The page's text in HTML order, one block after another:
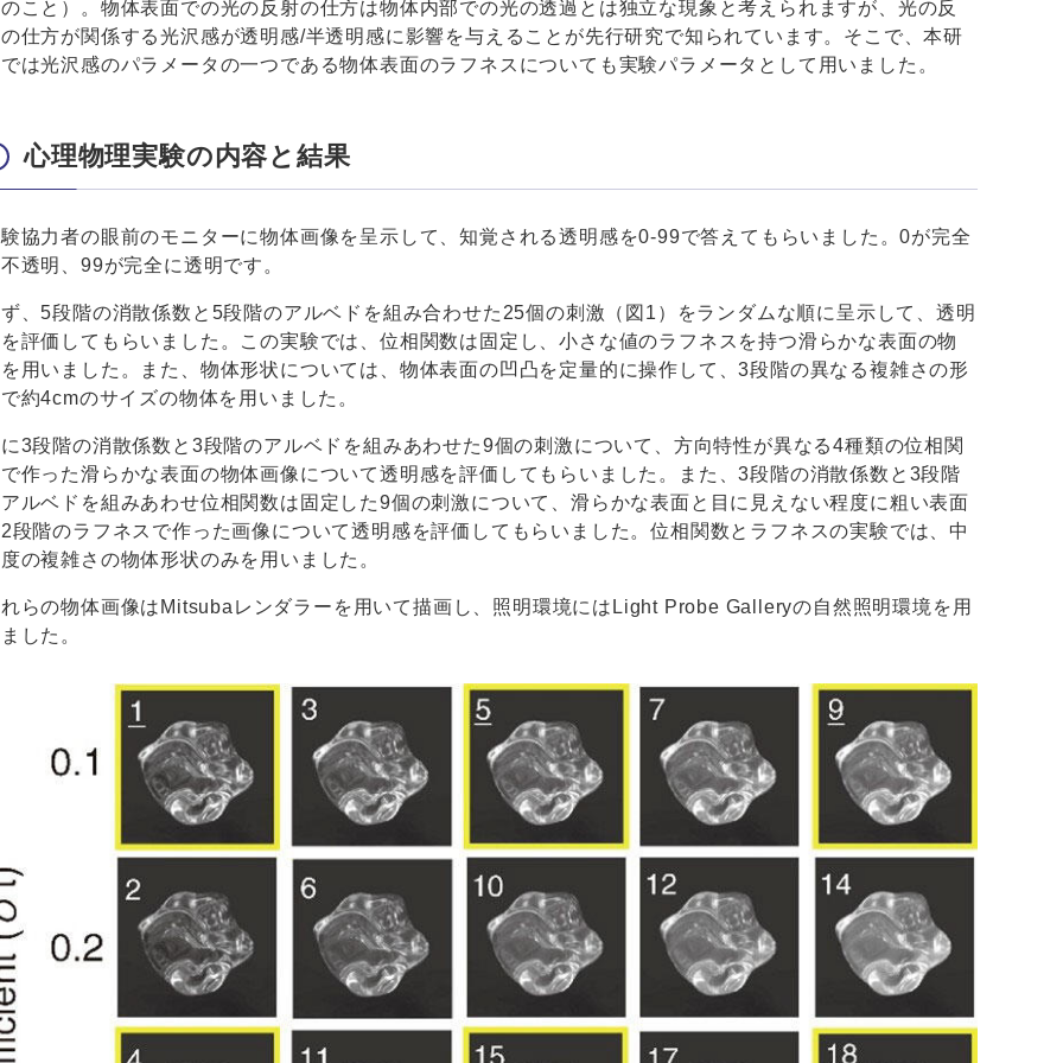
こと）。物体表面での光の反射の仕方は物体内部での光の透過とは独立な現象と考えられますが、光の反
仕方が関係する光沢感が透明感/半透明感に影響を与えることが先行研究で知られています。そこで、本研
は光沢感のパラメータの一つである物体表面のラフネスについても実験パラメータとして用いました。
心理物理実験の内容と結果
協力者の眼前のモニターに物体画像を呈示して、知覚される透明感を0-99で答えてもらいました。0が完全
透明、99が完全に透明です。
、5段階の消散係数と5段階のアルベドを組み合わせた25個の刺激（図1）をランダムな順に呈示して、透明
評価してもらいました。この実験では、位相関数は固定し、小さな値のラフネスを持つ滑らかな表面の物
用いました。また、物体形状については、物体表面の凹凸を定量的に操作して、3段階の異なる複雑さの形
約4cmのサイズの物体を用いました。
3段階の消散係数と3段階のアルベドを組みあわせた9個の刺激について、方向特性が異なる4種類の位相関
作った滑らかな表面の物体画像について透明感を評価してもらいました。また、3段階の消散係数と3段階
ルベドを組みあわせ位相関数は固定した9個の刺激について、滑らかな表面と目に見えない程度に粗い表面
段階のラフネスで作った画像について透明感を評価してもらいました。位相関数とラフネスの実験では、中
の複雑さの物体形状のみを用いました。
らの物体画像はMitsubaレンダラーを用いて描画し、照明環境にはLight Probe Galleryの自然照明環境を用
した。